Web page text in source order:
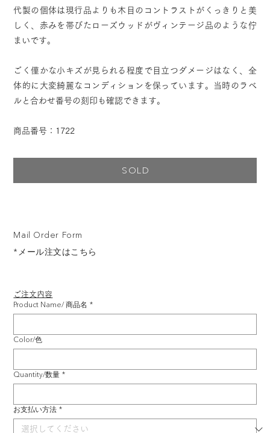
ご注文内容
Product Name/ 商品名 *
Color/色
Quantity/数量 *
お支払い方法 *
Mail Order Form
*メール注文はこちら
代製の個体は現行品よりも木目のコントラストがくっきりと美
しく、赤みを帯びたローズウッドがヴィンテージ品のような佇
まいです。
ごく僅かな小キズが見られる程度で目立つダメージはなく、全
体的に大変綺麗なコンディションを保っています。当時のラベ
ルと合わせ番号の刻印も確認できます。
商品番号：1722
SOLD